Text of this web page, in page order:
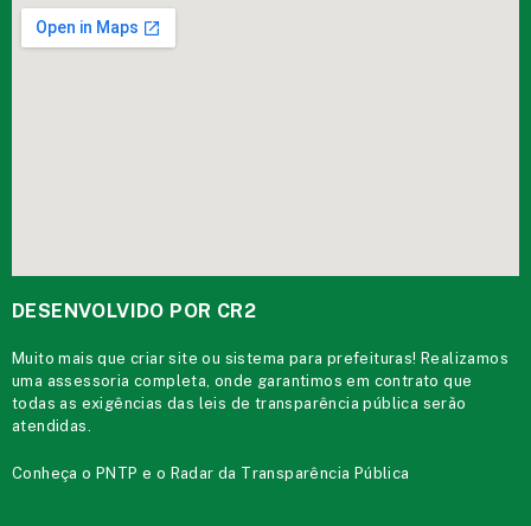
DESENVOLVIDO POR CR2
Muito mais quecriar site ou sistema para prefeituras! Realizamos
uma assessoria completa, onde garantimos em contrato que
todas as exigências das leis de transparência pública serão
atendidas.
Conheça oPNTP e o Radar da Transparência Pública